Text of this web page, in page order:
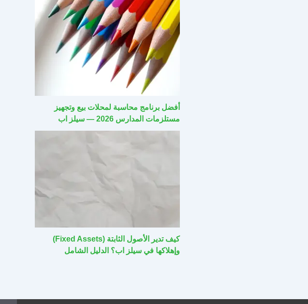
أفضل برنامج محاسبة لمحلات بيع وتجهيز
مستلزمات المدارس 2026 — سيلز اب
كيف تدير الأصول الثابتة (Fixed Assets)
وإهلاكها في سيلز اب؟ الدليل الشامل